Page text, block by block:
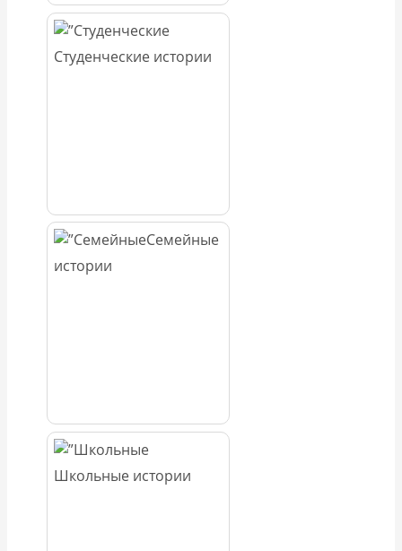
Студенческие истории
Семейные
истории
Школьные истории